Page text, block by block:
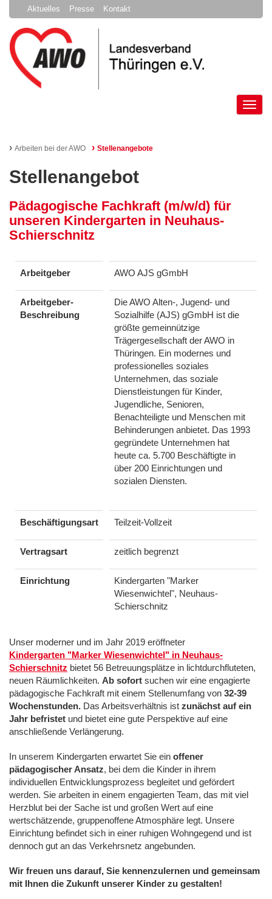
Aktuelles Presse Kontakt
› Arbeiten bei der AWO › Stellenangebote
Stellenangebot
Pädagogische Fachkraft (m/w/d) für
unseren Kindergarten in Neuhaus-
Schierschnitz
Arbeitgeber AWO AJS gGmbH
Arbeitgeber-
Beschreibung
Die AWO Alten-, Jugend- und
Sozialhilfe (AJS) gGmbH ist die
größte gemeinnützige
Trägergesellschaft der AWO in
Thüringen. Ein modernes und
professionelles soziales
Unternehmen, das soziale
Dienstleistungen für Kinder,
Jugendliche, Senioren,
Benachteiligte und Menschen mit
Behinderungen anbietet. Das 1993
gegründete Unternehmen hat
heute ca. 5.700 Beschäftigte in
über 200 Einrichtungen und
sozialen Diensten.
Beschäftigungsart Teilzeit-Vollzeit
Vertragsart zeitlich begrenzt
Einrichtung
Kindergarten "Marker
Wiesenwichtel", Neuhaus-
Schierschnitz
Unser moderner und im Jahr 2019 eröffneter
Kindergarten "Marker Wiesenwichtel" in Neuhaus-
Schierschnitz bietet 56 Betreuungsplätze in lichtdurchfluteten,
neuen Räumlichkeiten. Ab sofort suchen wir eine engagierte
pädagogische Fachkraft mit einem Stellenumfang von 32-39
Wochenstunden. Das Arbeitsverhältnis ist zunächst auf ein
Jahr befristet und bietet eine gute Perspektive auf eine
anschließende Verlängerung.
In unserem Kindergarten erwartet Sie ein offener
pädagogischer Ansatz, bei dem die Kinder in ihrem
individuellen Entwicklungsprozess begleitet und gefördert
werden. Sie arbeiten in einem engagierten Team, das mit viel
Herzblut bei der Sache ist und großen Wert auf eine
wertschätzende, gruppenoffene Atmosphäre legt. Unsere
Einrichtung befindet sich in einer ruhigen Wohngegend und ist
dennoch gut an das Verkehrsnetz angebunden.
Wir freuen uns darauf, Sie kennenzulernen und gemeinsam
mit Ihnen die Zukunft unserer Kinder zu gestalten!